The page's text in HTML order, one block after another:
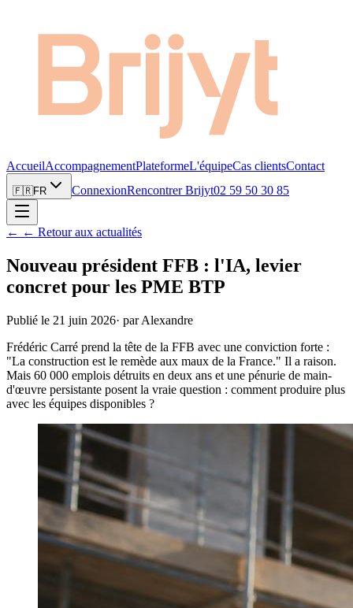
AccueilAccompagnementPlateformeL'équipeCas clientsContact
🇫🇷FR ConnexionRencontrer Brijyt02 59 50 30 85
← ← Retour aux actualités
Nouveau président FFB : l'IA, levier
concret pour les PME BTP
Publié le 21 juin 2026· par Alexandre
Frédéric Carré prend la tête de la FFB avec une conviction forte :
"La construction est le remède aux maux de la France." Il a raison.
Mais 60 000 emplois détruits en deux ans et une pénurie de main-
d'œuvre persistante posent la vraie question : comment produire plus
avec les équipes disponibles ?